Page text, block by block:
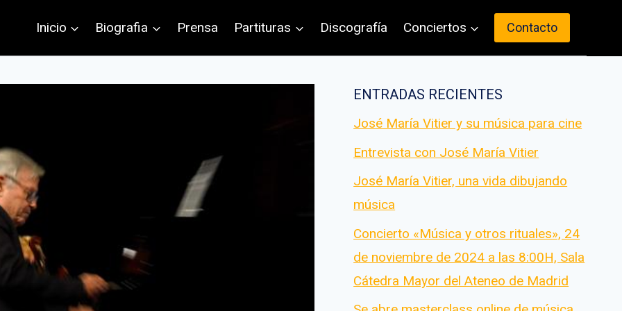
Inicio Biografia Prensa Partituras Discografía Conciertos Contacto
ENTRADAS RECIENTES
José María Vitier y su música para cine
Entrevista con José María Vitier
José María Vitier, una vida dibujando
música
Concierto «Música y otros rituales», 24
de noviembre de 2024 a las 8:00H, Sala
Cátedra Mayor del Ateneo de Madrid